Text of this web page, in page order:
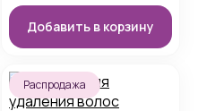
Добавить в корзину
Распродажа